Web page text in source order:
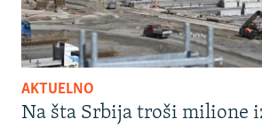
AKTUELNO
Na šta Srbija troši milione